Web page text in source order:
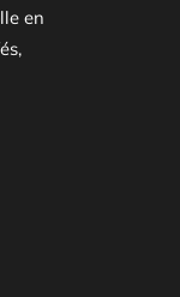
en